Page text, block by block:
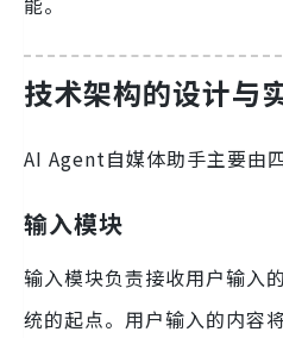
技术架构的设计与
AI Agent自媒体助手主要由
输入模块
输入模块负责接收用户输入
统的起点。用户输入的内容